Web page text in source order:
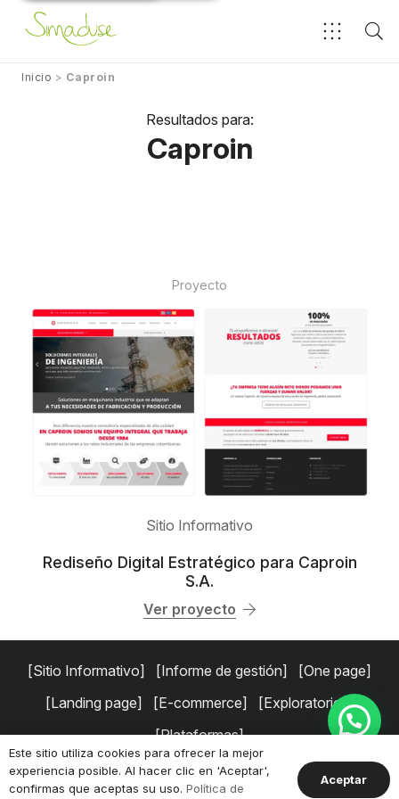
Inicio > Caproin
Resultados para:
Caproin
Proyecto
Sitio Informativo
Rediseño Digital Estratégico para Caproin
S.A.
Ver proyecto
Sitio Informativo Informe de gestión
One page
Landing page
E-commerce
Exploratorios
Plataformas
Copyright © 2026 Simaduse. Políticas de privacidad
Términos y
Este sitio utiliza cookies para ofrecer la mejor
experiencia posible. Al hacer clic en 'Aceptar',
confirmas que aceptas su uso. Política de
Aceptar